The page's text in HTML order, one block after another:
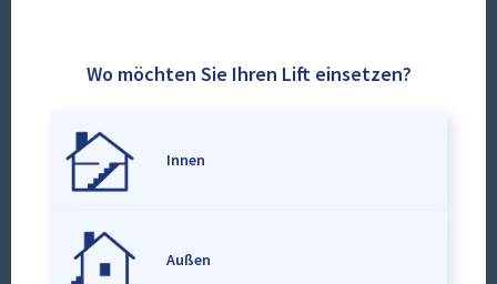
Wo möchten Sie Ihren Lift einsetzen?
Innen
Außen